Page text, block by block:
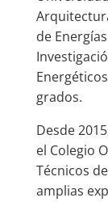
de
grados.
Desde
el Colegio
Técnicos
amplias